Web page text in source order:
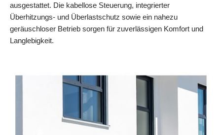
ausgestattet. Die kabellose Steuerung, integrierter
Überhitzungs- und Überlastschutz sowie ein nahezu
geräuschloser Betrieb sorgen für zuverlässigen Komfort und
Langlebigkeit.